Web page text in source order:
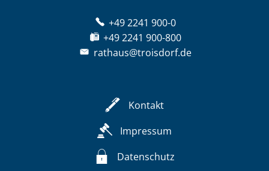
+49 2241 900-0
+49 2241 900-800
rathaus@troisdorf.de
Kontakt
Impressum
Datenschutz